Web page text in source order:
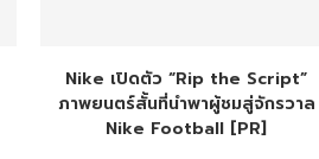
Nike เปิดตัว “Rip the Script”
ภาพยนตร์สั้นที่นำพาผู้ชมสู่จักรวาล
Nike Football [PR]